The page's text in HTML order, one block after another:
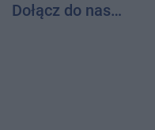
Dołącz do nas…